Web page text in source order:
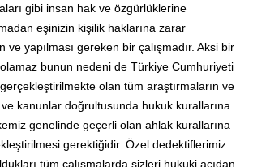
gibi insan hak ve özgürlüklerine
eşinizin kişilik haklarına zarar
ve yapılması gereken bir çalışmadır. Aksi bir
bunun nedeni de Türkiye Cumhuriyeti
olan tüm araştırmaların ve
kanunlar doğrultusunda hukuk kurallarına
genelinde geçerli olan ahlak kurallarına
gerektiğidir. Özel dedektiflerimiz
tüm çalışmalarda sizleri hukuki açıdan